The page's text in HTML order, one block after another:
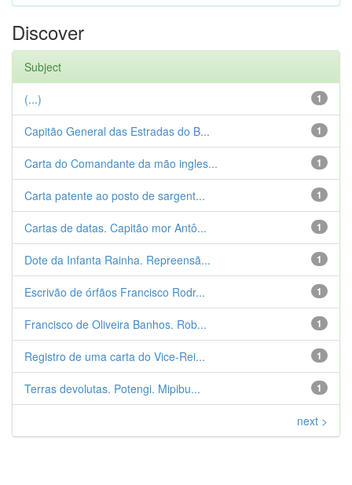
Discover
Subject
1
(...)
1
Capitão General das Estradas do B...
1
Carta do Comandante da mão ingles...
1
Carta patente ao posto de sargent...
1
Cartas de datas. Capitão mor Antô...
1
Dote da Infanta Rainha. Repreensã...
1
Escrivão de órfãos Francisco Rodr...
1
Francisco de Oliveira Banhos. Rob...
1
Registro de uma carta do Vice-Rei...
1
Terras devolutas. Potengi. Mipibu...
next >